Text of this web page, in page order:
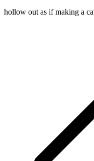
hollow out as if making a